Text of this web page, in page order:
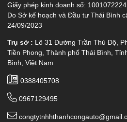
Giấy phép kinh doanh số: 1001072224
Do Sở kế hoạch và Đầu tư Thái Bình
24/09/2023
Trụ sở : Lô 31 Đường Trần Thủ Độ,
Tiền Phong, Thành phố Thái Bình,
Bình, Việt Nam
0388405708
0967129495